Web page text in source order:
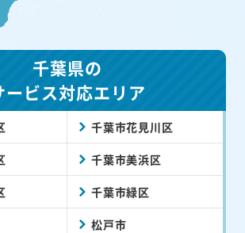
千葉県の
ービス対応エリア
千葉市花見川区
千葉市美浜区
千葉市緑区
松戸市